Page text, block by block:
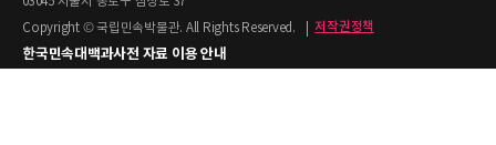
Copyright © 국립민속박물관. All Rights Reserved.
저작권정책
한국민속대백과사전 자료 이용 안내